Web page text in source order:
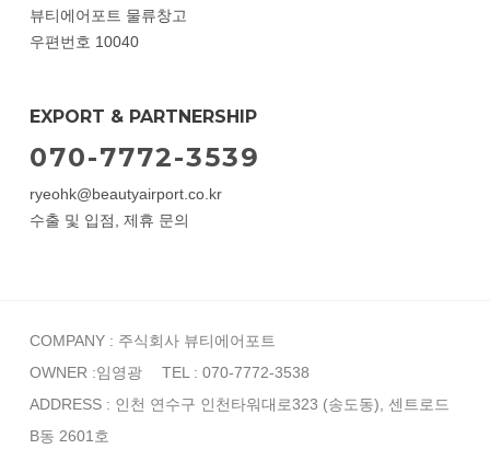
뷰티에어포트 물류창고
우편번호 10040
EXPORT & PARTNERSHIP
070-7772-3539
ryeohk@beautyairport.co.kr
수출 및 입점, 제휴 문의
COMPANY : 주식회사 뷰티에어포트
OWNER :임영광
TEL : 070-7772-3538
ADDRESS : 인천 연수구 인천타워대로323 (송도동), 센트로드
B동 2601호